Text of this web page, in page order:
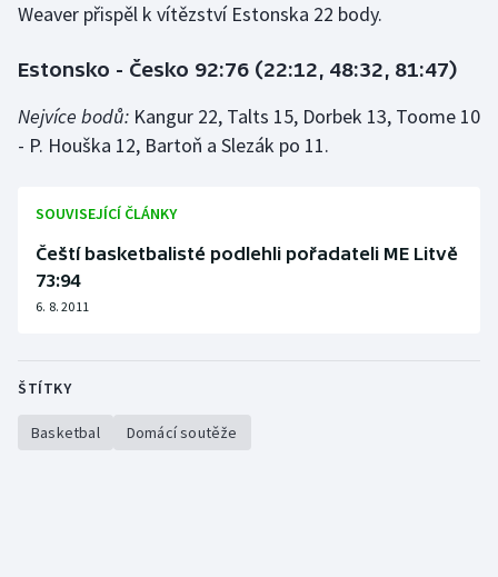
Jezdectví
Judo
Krasobruslení
Moderní pětiboj
Olympijské hry
Weaver přispěl k vítězství Estonska 22 body.
Estonsko - Česko 92:76 (22:12, 48:32, 81:47)
Nejvíce bodů: Kangur 22, Talts 15, Dorbek 13, Toome 10
- P. Houška 12, Bartoň a Slezák po 11.
SOUVISEJÍCÍ ČLÁNKY
Čeští basketbalisté podlehli pořadateli ME Litvě
73:94
6. 8. 2011
ŠTÍTKY
Basketbal Domácí soutěže